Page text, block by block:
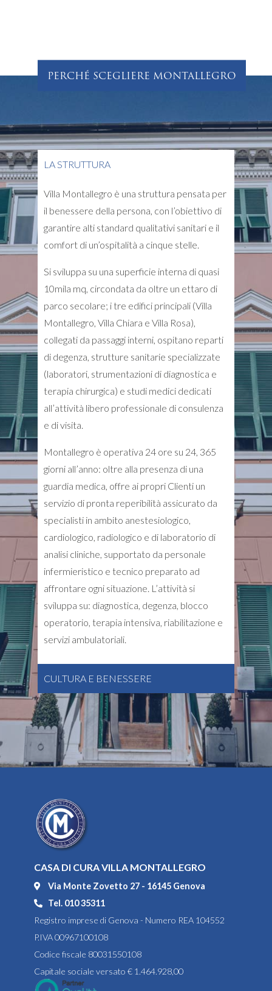
PERCHÉ SCEGLIERE MONTALLEGRO
LA STRUTTURA
Villa Montallegro è una struttura pensata per
il benessere della persona, con l’obiettivo di
garantire alti standard qualitativi sanitari e il
comfort di un’ospitalità a cinque stelle.
Si sviluppa su una superficie interna di quasi
10mila mq, circondata da oltre un ettaro di
parco secolare; i tre edifici principali (Villa
Montallegro, Villa Chiara e Villa Rosa),
collegati da passaggi interni, ospitano reparti
di degenza, strutture sanitarie specializzate
(laboratori, strumentazioni di diagnostica e
terapia chirurgica) e studi medici dedicati
all’attività libero professionale di consulenza
e di visita.
Montallegro è operativa 24 ore su 24, 365
giorni all’anno: oltre alla presenza di una
guardia medica, offre ai propri Clienti un
servizio di pronta reperibilità assicurato da
specialisti in ambito anestesiologico,
cardiologico, radiologico e di laboratorio di
analisi cliniche, supportato da personale
infermieristico e tecnico preparato ad
affrontare ogni situazione. L’attività si
sviluppa su: diagnostica, degenza, blocco
operatorio, terapia intensiva, riabilitazione e
servizi ambulatoriali.
CULTURA E BENESSERE
CASA DI CURA VILLA MONTALLEGRO
Via Monte Zovetto 27 - 16145 Genova
Tel. 010 35311
Registro imprese di Genova - Numero REA 104552
P.IVA 00967100108
Codice fiscale 80031550108
Capitale sociale versato € 1.464.928,00